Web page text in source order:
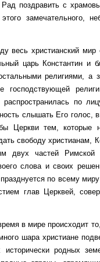
поздравить с
замечательного,
весь христианский мир
царь Константин и
религиями, а
господствующей
по
слышать Его голос,
Церкви тем, которые
свободу христианам,
двух частей
слова и своих
по всему
глав Церквей,
в мире происходит
шара христиане
родных